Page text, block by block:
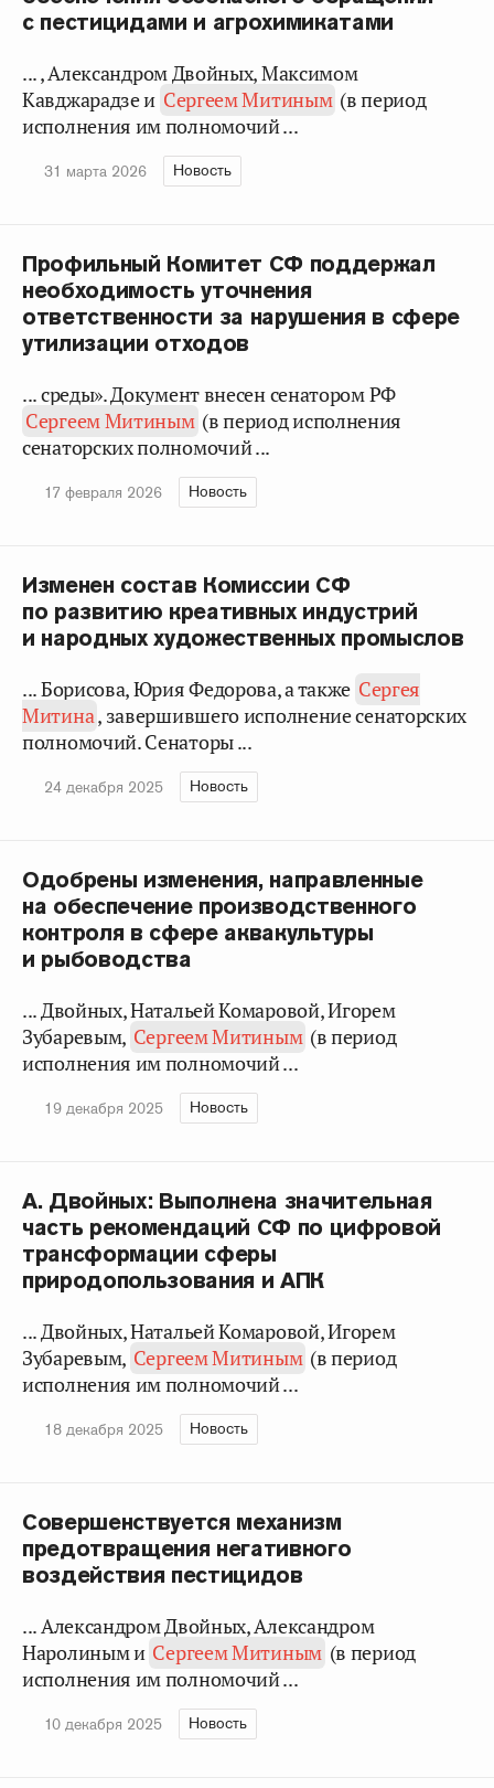
с пестицидами и агрохимикатами
... , Александром Двойных, Максимом
Кавджарадзе и Сергеем Митиным (в период
исполнения им полномочий ...
31 марта 2026 Новость
Профильный Комитет СФ поддержал
необходимость уточнения
ответственности за нарушения в сфере
утилизации отходов
... среды». Документ внесен сенатором РФ
Сергеем Митиным (в период исполнения
сенаторских полномочий ...
17 февраля 2026 Новость
Изменен состав Комиссии СФ
по развитию креативных индустрий
и народных художественных промыслов
... Борисова, Юрия Федорова, а также Сергея
Митина, завершившего исполнение сенаторских
полномочий. Сенаторы ...
24 декабря 2025 Новость
Одобрены изменения, направленные
на обеспечение производственного
контроля в сфере аквакультуры
и рыбоводства
... Двойных, Натальей Комаровой, Игорем
Зубаревым, Сергеем Митиным (в период
исполнения им полномочий ...
19 декабря 2025 Новость
А. Двойных: Выполнена значительная
часть рекомендаций СФ по цифровой
трансформации сферы
природопользования и АПК
... Двойных, Натальей Комаровой, Игорем
Зубаревым, Сергеем Митиным (в период
исполнения им полномочий ...
18 декабря 2025 Новость
Совершенствуется механизм
предотвращения негативного
воздействия пестицидов
... Александром Двойных, Александром
Наролиным и Сергеем Митиным (в период
исполнения им полномочий ...
10 декабря 2025 Новость